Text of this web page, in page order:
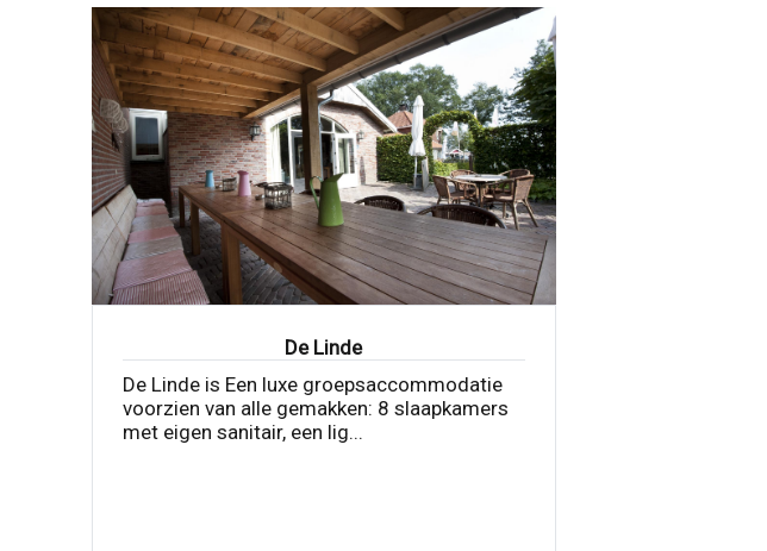
De Linde
De Linde is Een luxe groepsaccommodatie
voorzien van alle gemakken: 8 slaapkamers
met eigen sanitair, een lig...